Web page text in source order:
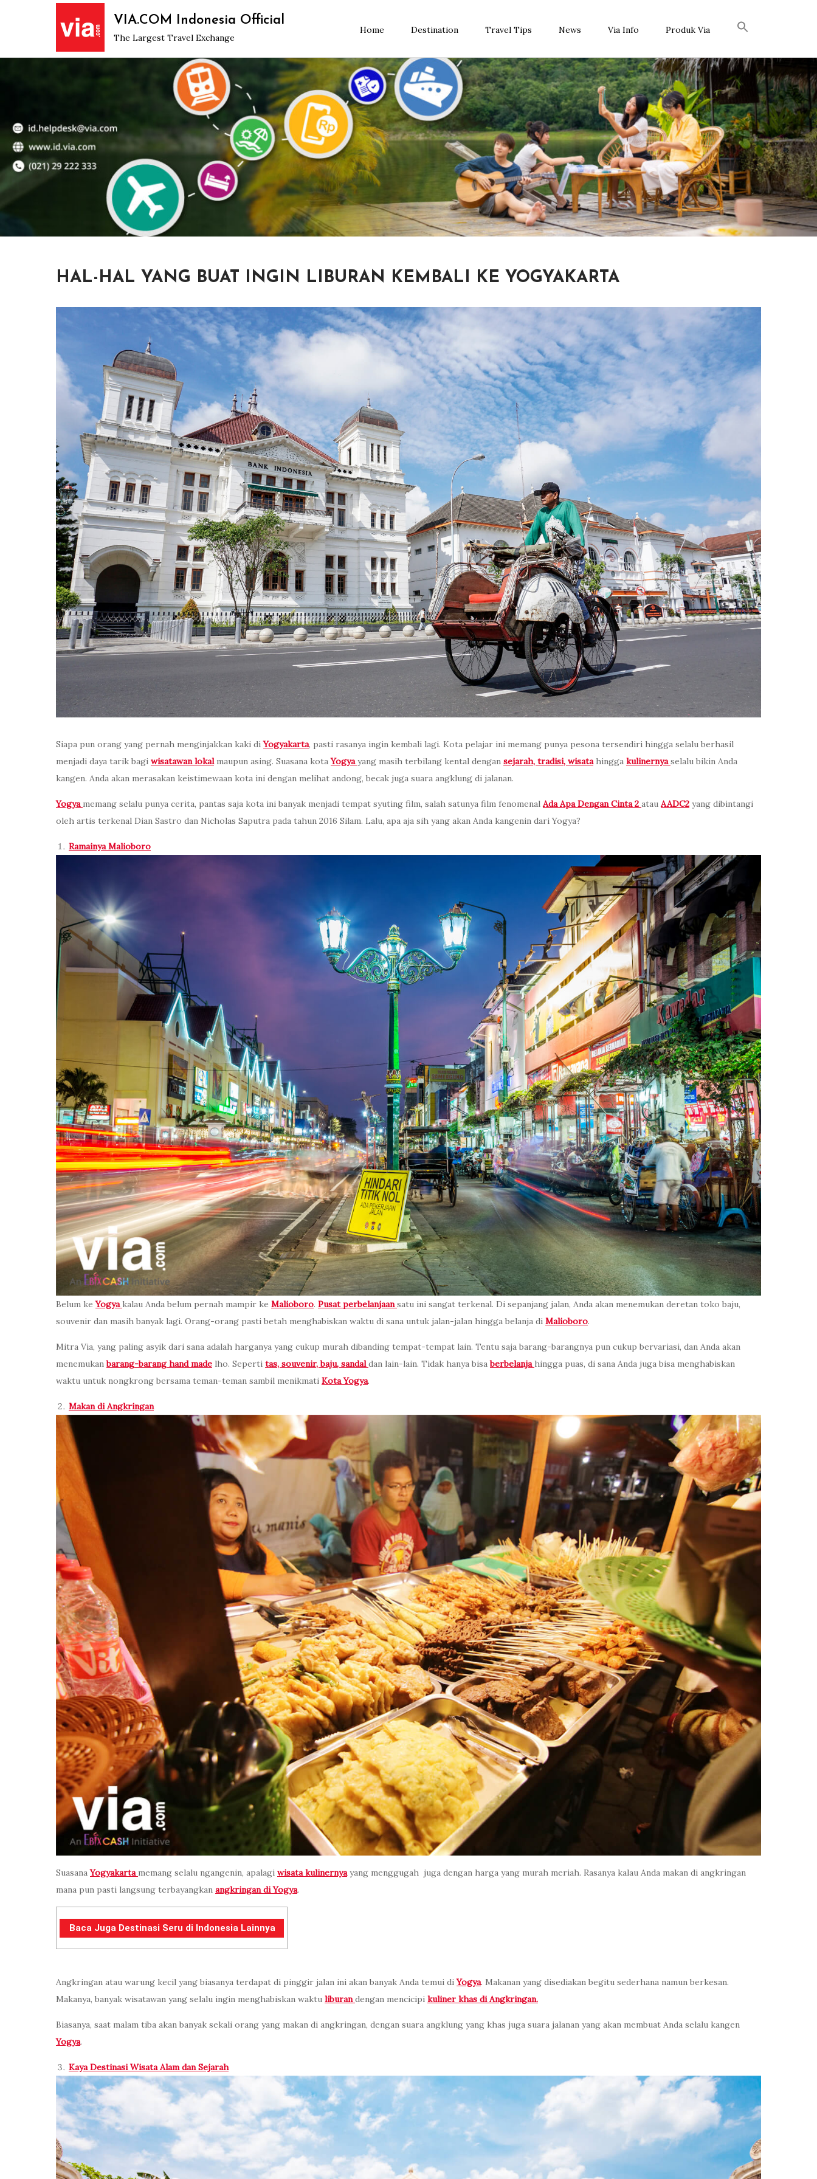
VIA.COM Indonesia Official
The Largest Travel Exchange
Home Destination Travel Tips News Via Info Produk Via
HAL-HAL YANG BUAT INGIN LIBURAN KEMBALI KE YOGYAKARTA
Siapa pun orang yang pernah menginjakkan kaki diYogyakarta, pasti rasanya ingin kembali lagi. Kota pelajar ini memang punya pesona tersendiri hingga selalu berhasil
menjadi daya tarik bagi wisatawan lokalmaupun asing. Suasana kotaYogyayang masih terbilang kental dengan sejarah, tradisi, wisatahingga kulinernyaselalu bikin Anda
kangen. Anda akan merasakan keistimewaan kota ini dengan melihat andong, becak juga suara angklung di jalanan.
Yogya memang selalu punya cerita, pantas saja kota ini banyak menjadi tempat syuting film, salah satunya film fenomenal Ada Apa Dengan Cinta 2 atau AADC2 yang dibintangi
oleh artis terkenal Dian Sastro dan Nicholas Saputra pada tahun 2016 Silam. Lalu, apa aja sih yang akan Anda kangenin dari Yogya?
Ramainya Malioboro
Belum keYogya kalau Anda belum pernah mampir ke Malioboro. Pusat perbelanjaansatu ini sangat terkenal. Di sepanjang jalan, Anda akan menemukan deretan toko baju,
souvenir dan masih banyak lagi. Orang-orang pasti betah menghabiskan waktu di sana untuk jalan-jalan hingga belanja di Malioboro.
Mitra Via, yang paling asyik dari sana adalah harganya yang cukup murah dibanding tempat-tempat lain. Tentu saja barang-barangnya pun cukup bervariasi, dan Anda akan
menemukanbarang-barang hand made lho. Seperti tas, souvenir, baju, sandaldan lain-lain. Tidak hanya bisaberbelanja hingga puas, di sana Anda juga bisa menghabiskan
waktu untuk nongkrong bersama teman-teman sambil menikmati Kota Yogya.
Makan di Angkringan
SuasanaYogyakarta memang selalu ngangenin, apalagi wisata kulinernyayang menggugah juga dengan harga yang murah meriah. Rasanya kalau Anda makan di angkringan
mana pun pasti langsung terbayangkan angkringan diYogya.
Baca Juga Destinasi Seru di Indonesia Lainnya
Angkringan atau warung kecil yang biasanya terdapat di pinggir jalan ini akan banyak Anda temui diYogya. Makanan yang disediakan begitu sederhana namun berkesan.
Makanya, banyak wisatawan yang selalu ingin menghabiskan waktu liburandengan mencicipi kuliner khas di Angkringan.
Biasanya, saat malam tiba akan banyak sekali orang yang makan di angkringan, dengan suara angklung yang khas juga suara jalanan yang akan membuat Anda selalu kangen
Yogya.
Kaya Destinasi Wisata Alam dan Sejarah